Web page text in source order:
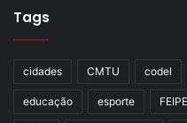
Tags
cidades CMTU codel
educação esporte FEIPE